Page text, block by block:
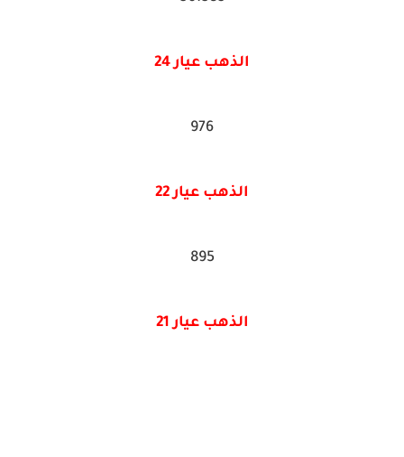
الذهب عيار 24
976
الذهب عيار 22
895
الذهب عيار 21